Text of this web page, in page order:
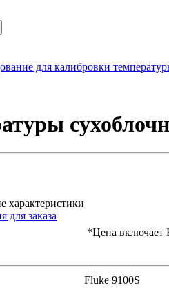
для калибровки
характеристики
для заказа
*Цена включает
Fluke 9100S